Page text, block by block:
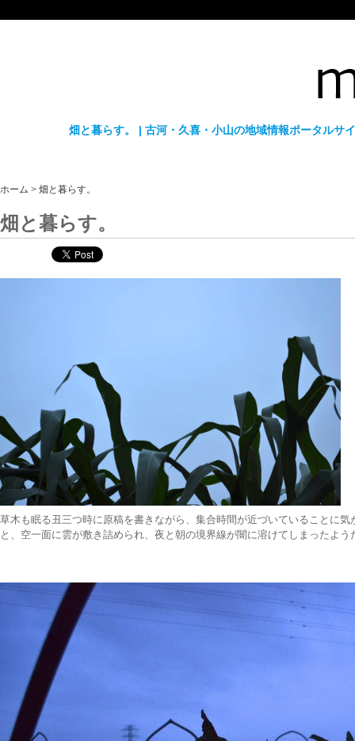
畑と暮らす。 | 古河・久喜・小山の地域情報ポータルサ
ホーム > 畑と暮らす。
畑と暮らす。
草木も眠る丑三つ時に原稿を書きながら、集合時間が近づいていることに
と、空一面に雲が敷き詰められ、夜と朝の境界線が闇に溶けてしまったよ